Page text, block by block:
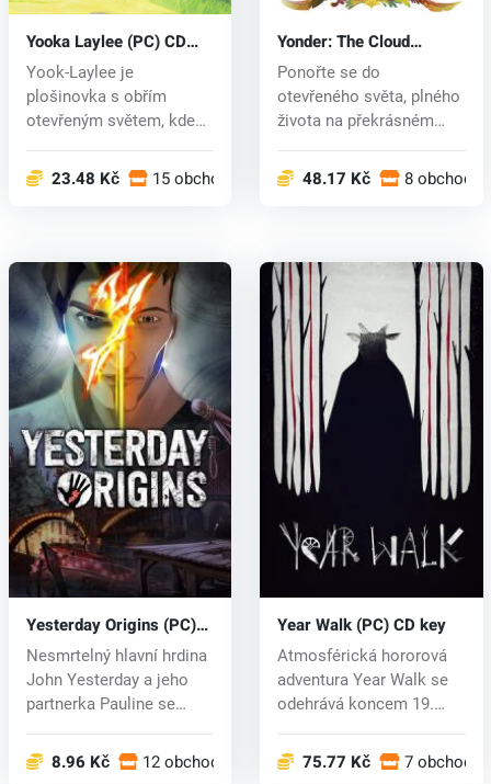
Yooka Laylee (PC) CD
key
Yook-Laylee je
plošinovka s obřím
otevřeným světem, kde
23.48 Kč 15 obchodech
Yonder: The Cloud
Catcher Chronicles (PC)
CD key
Ponořte se do
otevřeného světa, plného
života na překrásném
48.17 Kč 8
Yesterday Origins (PC)
CD key
Nesmrtelný hlavní hrdina
John Yesterday a jeho
partnerka Pauline se
8.96 Kč 12 obchodech
Year Walk (PC) CD key
Atmosférická hororová
adventura Year Walk se
odehrává koncem 19.
75.77 Kč 7